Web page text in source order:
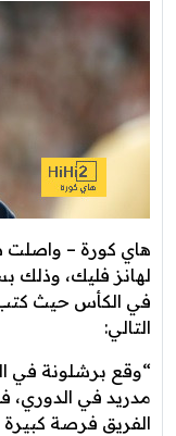
هاي كورة – واصلت
لهانز فليك، وذلك
في الكأس حيث كتب
التالي:
“وقع برشلونة في
مدريد في الدوري،
الفريق فرصة كبيرة